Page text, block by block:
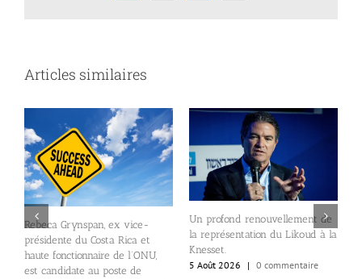
Articles similaires
Rebeca Grynspan, ex vice-
présidente du Costa Rica et
haute fonctionnaire de l’ONU,
est candidate au poste de
Un profond renouvellement de
la représentation du Likoud à la
Knesset.
5 Août 2026
| 0 commentaire